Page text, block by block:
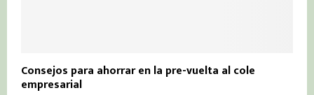
Consejos para ahorrar en la pre-vuelta al cole
empresarial